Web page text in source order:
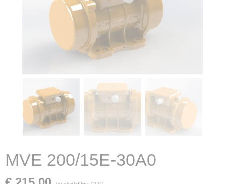
MVE 200/15E-30A0